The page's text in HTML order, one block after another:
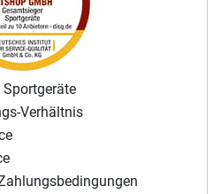
Verhältnis